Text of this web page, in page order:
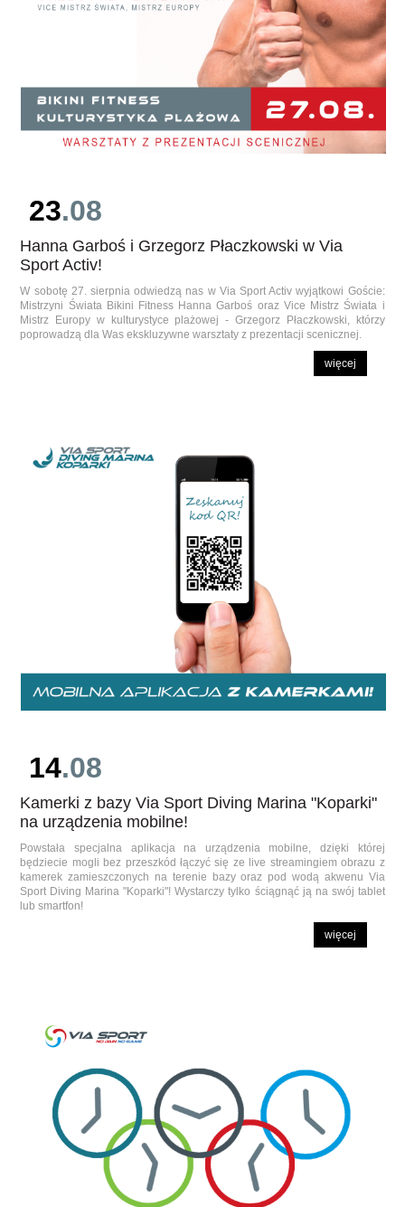
23.08
Hanna Garboś i Grzegorz Płaczkowski w Via
Sport Activ!
W sobotę 27. sierpnia odwiedzą nas w Via Sport Activ wyjątkowi Goście:
Mistrzyni Świata Bikini Fitness Hanna Garboś oraz Vice Mistrz Świata i
Mistrz Europy w kulturystyce plażowej - Grzegorz Płaczkowski, którzy
poprowadzą dla Was ekskluzywne warsztaty z prezentacji scenicznej.
więcej
14.08
Kamerki z bazy Via Sport Diving Marina "Koparki"
na urządzenia mobilne!
Powstała specjalna aplikacja na urządzenia mobilne, dzięki której
będziecie mogli bez przeszkód łączyć się ze live streamingiem obrazu z
kamerek zamieszczonych na terenie bazy oraz pod wodą akwenu Via
Sport Diving Marina "Koparki"! Wystarczy tylko ściągnąć ją na swój tablet
lub smartfon!
więcej